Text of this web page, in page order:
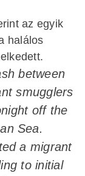
az egyik
halálos
between
smugglers
off the
Sea.
a migrant
to initial